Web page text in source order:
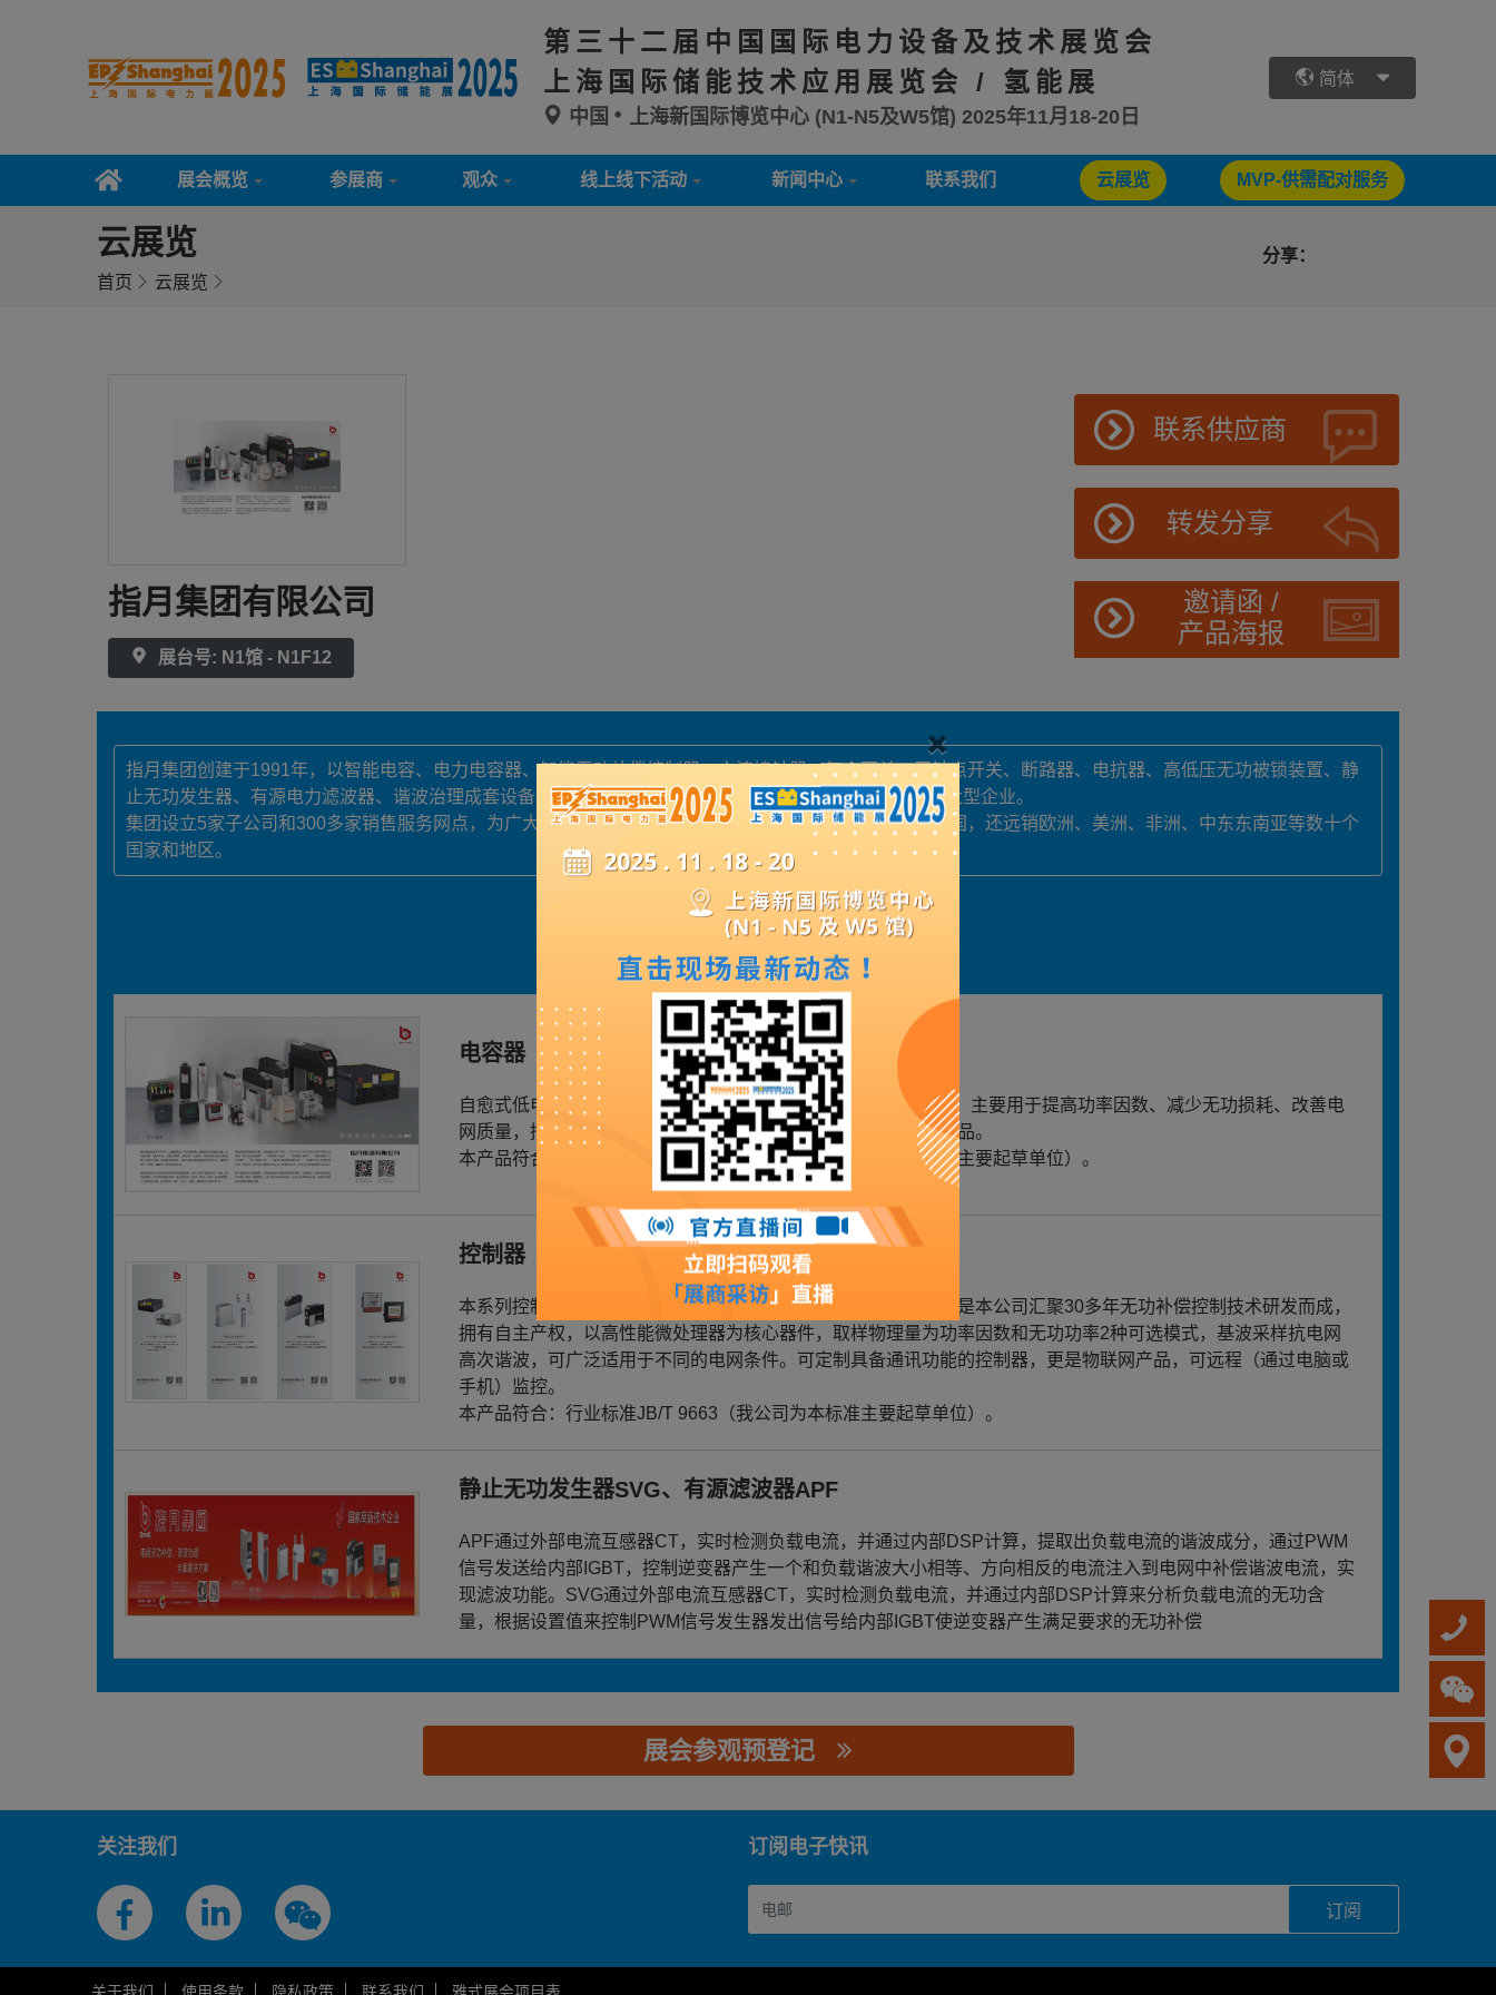
第三十二届中国国际电力设备及技术展览会
上海国际储能技术应用展览会 / 氢能展
中国 上海新国际博览中心 (N1-N5及W5馆) 2025年11月18-20日
简体
展会概览 参展商 观众 线上线下活动 新闻中心 联系我们 云展览 MVP-供需配对服务
云展览
首页 云展览
分享：
指月集团有限公司
展台号: N1馆 - N1F12
联系供应商
转发分享
邀请函 /
产品海报
指月集团创建于1991年，以智能电容、电力电容器、智能无功补偿控制器、交流接触器、复合开关、无触点开关、断路器、电抗器、高低压无功被锁装置、静
止无功发生器、有源电力滤波器、谐波治理成套设备等为主导产品，集研发、生产、贸易、服务为一体的大型企业。
集团设立5家子公司和300多家销售服务网点，为广大用户提供专业、优质、高效的服务，产品不仅畅销全国，还远销欧洲、美洲、非洲、中东东南亚等数十个
国家和地区。
展品详情
电容器
自愈式低电压并联电容器适用于频率50Hz或60Hz低压电力系统，主要用于提高功率因数、减少无功损耗、改善电
网质量，挖掘变压器容量等。是国家大力推荐使用的最佳节电产品。
本产品符合：国家标准GB/T 12747.1&2-2017（我公司为本标准主要起草单位）。
控制器
本系列控制器适用于低压配电系统电容器补偿装置的自动调节，是本公司汇聚30多年无功补偿控制技术研发而成，
拥有自主产权，以高性能微处理器为核心器件，取样物理量为功率因数和无功功率2种可选模式，基波采样抗电网
高次谐波，可广泛适用于不同的电网条件。可定制具备通讯功能的控制器，更是物联网产品，可远程（通过电脑或
手机）监控。
本产品符合：行业标准JB/T 9663（我公司为本标准主要起草单位）。
静止无功发生器SVG、有源滤波器APF
APF通过外部电流互感器CT，实时检测负载电流，并通过内部DSP计算，提取出负载电流的谐波成分，通过PWM
信号发送给内部IGBT，控制逆变器产生一个和负载谐波大小相等、方向相反的电流注入到电网中补偿谐波电流，实
现滤波功能。SVG通过外部电流互感器CT，实时检测负载电流，并通过内部DSP计算来分析负载电流的无功含
量，根据设置值来控制PWM信号发生器发出信号给内部IGBT使逆变器产生满足要求的无功补偿
展会参观预登记
关注我们 订阅电子快讯
订阅